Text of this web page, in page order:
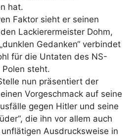
hat.
Faktor sieht er seinen
Lackierermeister Dohm,
Gedanken“ verbindet
für die Untaten des NS-
Polen steht.
nun präsentiert der
Vorgeschmack auf seine
gegen Hitler und seine
die ihn vor allem auch
Ausdrucksweise in